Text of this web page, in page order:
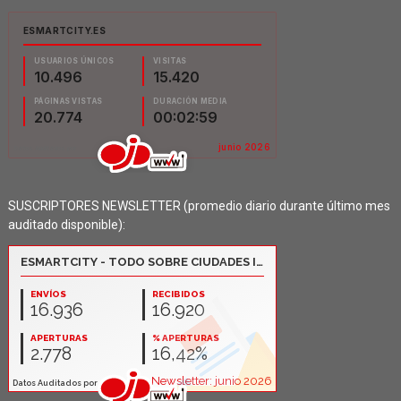
SUSCRIPTORES NEWSLETTER (promedio diario durante último mes
auditado disponible):